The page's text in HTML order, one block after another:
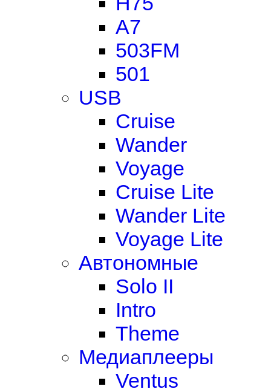
A7
503FM
501
USB
Cruise
Wander
Voyage
Cruise Lite
Wander Lite
Voyage Lite
Автономные
Solo II
Intro
Theme
Медиаплееры
Ventus